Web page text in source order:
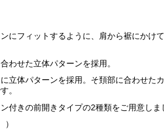
にフィットするように、肩から裾にかけ
わせた立体パターンを採用。
立体パターンを採用。そ頚部に合わせたカ
。
付きの前開きタイプの2種類をご用意しま